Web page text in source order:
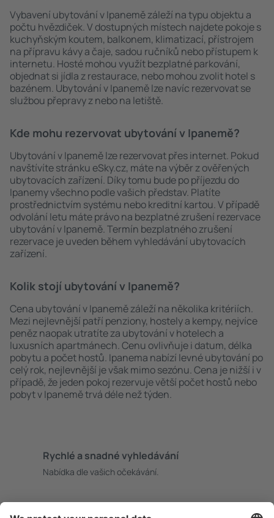
Vybavení ubytování v Ipanemě záleží na typu objektu a
počtu hvězdiček. V dostupných místech najdete pokoje s
kuchyňským koutem, balkonem, klimatizací, přístrojem
na přípravu kávy a čaje, sadou ručníků nebo přístupem k
internetu. Hosté mohou využít bezplatné parkování,
objednat si jídla z restaurace, nebo mohou zvolit hotel s
bazénem. Ubytování v Ipanemě lze navíc rezervovat se
službou přepravy z nebo na letiště.
Kde mohu rezervovat ubytování v Ipanemě?
Ubytování v Ipanemě lze rezervovat přes internet. Pokud
navštívíte stránku eSky.cz, máte na výběr z ověřených
ubytovacích zařízení. Díky tomu bude po příjezdu do
Ipanemy všechno podle vašich představ. Platíte
prostřednictvím systému nebo kreditní kartou. V případě
odvolání letu máte právo na bezplatné zrušení rezervace
ubytování v Ipanemě. Termín bezplatného zrušení
rezervace je uveden během vyhledávání ubytovacích
zařízení.
Kolik stojí ubytování v Ipanemě?
Cena ubytování v Ipanemě záleží na několika kritériích.
Mezi nejlevnější patří penziony, hostely a kempy, nejvíce
peněz naopak utratíte za ubytování v hotelech a
luxusních apartmánech. Cenu ovlivňuje i datum, délka
pobytu a počet hostů. Ipanema nabízí levné ubytování po
celý rok, nejlevnější je však mimo sezónu. Cena je nižší i v
případě, že jeden pokoj rezervuje větší počet hostů nebo
pobyt v Ipanemě trvá déle než týden.
Rychlé a snadné vyhledávání
Nabídka dle vašich očekávání.